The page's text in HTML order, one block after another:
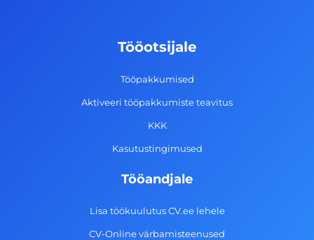
-
g
r
a
m
d
i
n
Tööotsijale
Tööpakkumised
Aktiveeri tööpakkumiste teavitus
KKK
Kasutustingimused
Tööandjale
Lisa töökuulutus CV.ee lehele
CV-Online värbamisteenused